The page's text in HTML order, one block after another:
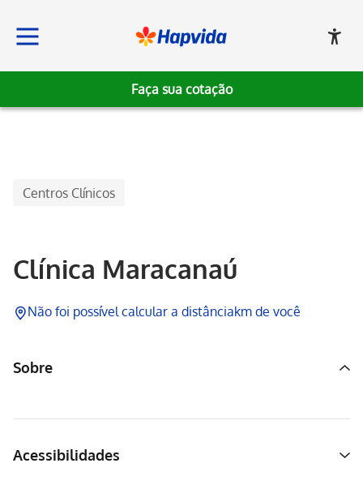
Faça sua cotação
Centros Clínicos
Clínica Maracanaú
Não foi possível calcular a distânciakm de você
Sobre
Acessibilidades